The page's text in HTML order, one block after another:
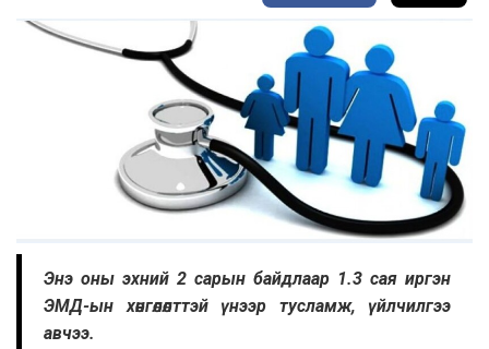
Энэ оны эхний 2 сарын байдлаар 1.3 сая иргэн
ЭМД-ын хөнгөлөлттэй үнээр тусламж, үйлчилгээ
авчээ.